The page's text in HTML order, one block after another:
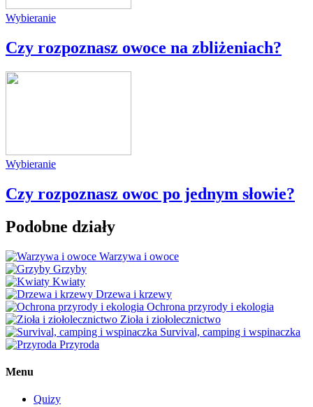
Wybieranie
Czy rozpoznasz owoce na zbliżeniach?
Wybieranie
Czy rozpoznasz owoc po jednym słowie?
Podobne działy
Warzywa i owoce
Grzyby
Kwiaty
Drzewa i krzewy
Ochrona przyrody i ekologia
Zioła i ziołolecznictwo
Survival, camping i wspinaczka
Przyroda
Menu
Quizy